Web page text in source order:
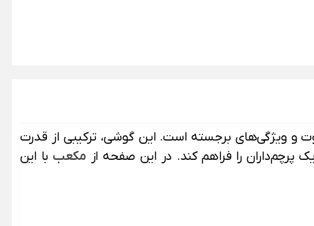
Ace 5 Racing که در بازار چین محبوبیت زیادی کسب کرده، نسخه‌ای گیمینگ محور با طراحی متفاوت و ویژگی‎‌های برجسته است. این گوشی، ترکیبی از قدرت
مکعب با این